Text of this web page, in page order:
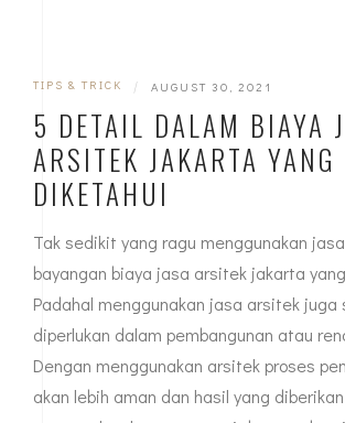
TIPS & TRICK | AUGUST 30, 2021
5 DETAIL DALAM BIAYA
ARSITEK JAKARTA YANG
DIKETAHUI
Tak sedikit yang ragu menggunakan
bayangan biaya jasa arsitek jakarta
Padahal menggunakan jasa arsitek juga
diperlukan dalam pembangunan atau
Dengan menggunakan arsitek proses
akan lebih aman dan hasil yang